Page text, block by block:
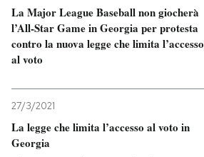
La Major League Baseball non giocherà
l’All-Star Game in Georgia per protesta
contro la nuova legge che limita l’accesso
al voto
27/3/2021
La legge che limita l’accesso al voto in
Georgia